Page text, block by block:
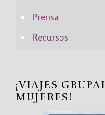
Prensa
Recursos
¡VIAJES
MUJERES!